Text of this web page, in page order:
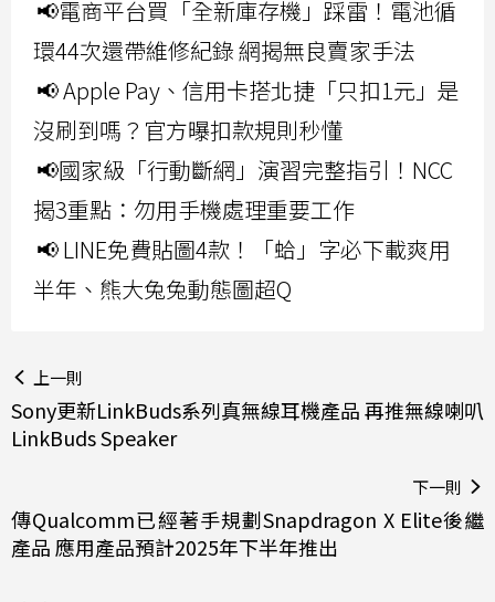
📢電商平台買「全新庫存機」踩雷！電池循
環44次還帶維修紀錄 網揭無良賣家手法
📢 Apple Pay、信用卡搭北捷「只扣1元」是
沒刷到嗎？官方曝扣款規則秒懂
📢國家級「行動斷網」演習完整指引！NCC
揭3重點：勿用手機處理重要工作
📢 LINE免費貼圖4款！「蛤」字必下載爽用
半年、熊大兔兔動態圖超Q
上一則
Sony更新LinkBuds系列真無線耳機產品 再推無線喇叭
LinkBuds Speaker
下一則
傳Qualcomm已經著手規劃Snapdragon X Elite後繼
產品 應用產品預計2025年下半年推出